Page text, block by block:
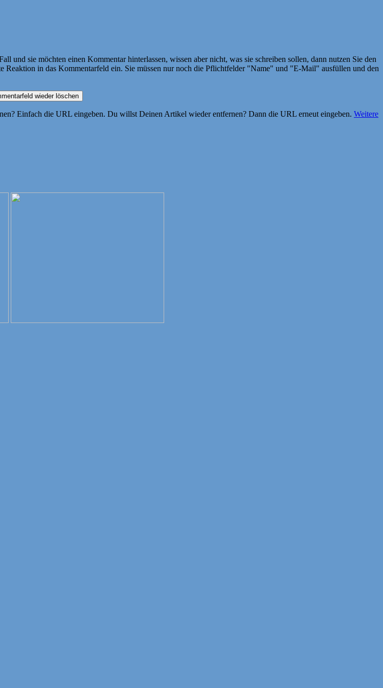
und sie möchten einen Kommentar hinterlassen, wissen aber nicht, was sie schreiben sollen, dann nutzen Sie den
in das Kommentarfeld ein. Sie müssen nur noch die Pflichtfelder "Name" und "E-Mail" ausfüllen und den
Einfach die URL eingeben. Du willst Deinen Artikel wieder entfernen? Dann die URL erneut eingeben. Weitere